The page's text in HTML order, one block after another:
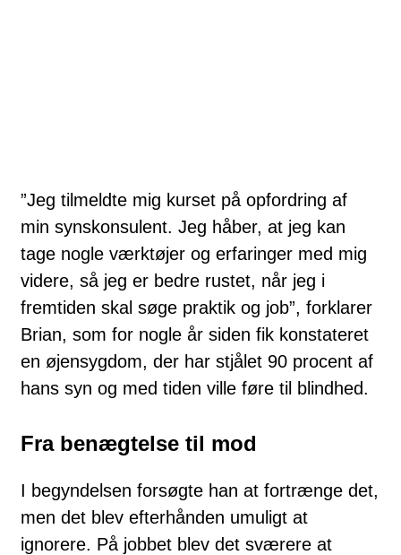
”Jeg tilmeldte mig kurset på opfordring af
min synskonsulent. Jeg håber, at jeg kan
tage nogle værktøjer og erfaringer med mig
videre, så jeg er bedre rustet, når jeg i
fremtiden skal søge praktik og job”, forklarer
Brian, som for nogle år siden fik konstateret
en øjensygdom, der har stjålet 90 procent af
hans syn og med tiden ville føre til blindhed.
Fra benægtelse til mod
I begyndelsen forsøgte han at fortrænge det,
men det blev efterhånden umuligt at
ignorere. På jobbet blev det sværere at